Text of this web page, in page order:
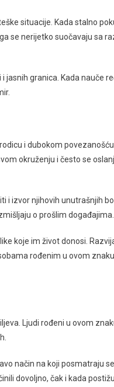
situacije. Kada stalno
se nerijetko suočavaju sa
granica. Kada nauče
i dubokom
okruženju i često se
izvor njihovih unutrašnjih
o prošlim događajima.
koje im život donosi.
rođenim u ovom
Ljudi rođeni u ovom
način na koji posmatraju
dovoljno, čak i kada